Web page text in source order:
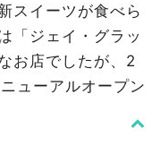
スイーツが食べら
「ジェイ・グラッ
お店でしたが、2
ューアルオープン